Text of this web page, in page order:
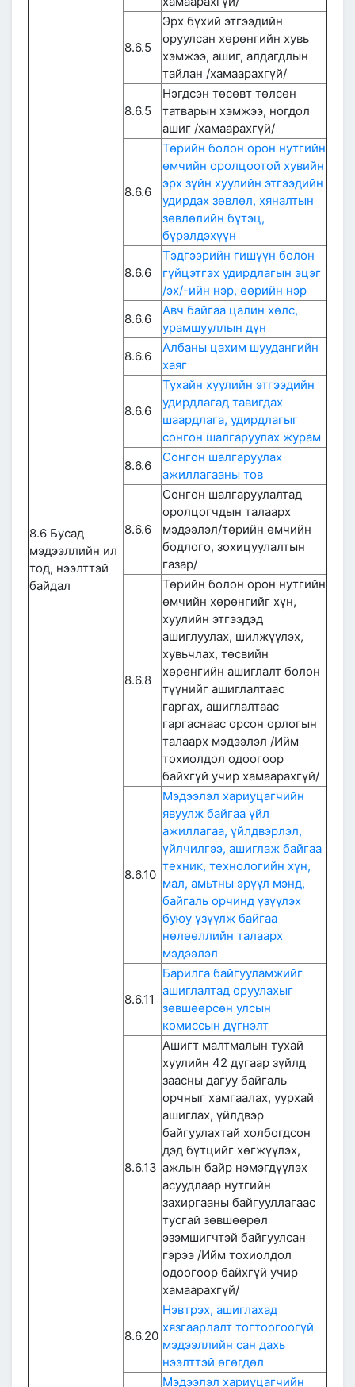
8.6 Бусад
мэдээллийн ил
тод, нээлттэй
байдал
8.6.5
Эрх бүхий этгээдийн
оруулсан хөрөнгийн хувь
хэмжээ, ашиг, алдагдлын
тайлан /хамаарахгүй/
8.6.5
Нэгдсэн төсөвт төлсөн
татварын хэмжээ, ногдол
ашиг /хамаарахгүй/
8.6.6
Төрийн болон орон нутгийн
өмчийн оролцоотой хувийн
эрх зүйн хуулийн этгээдийн
удирдах зөвлөл, хяналтын
зөвлөлийн бүтэц,
бүрэлдэхүүн
8.6.6
Тэдгээрийн гишүүн болон
гүйцэтгэх удирдлагын эцэг
/эх/-ийн нэр, өөрийн нэр
8.6.6
Авч байгаа цалин хөлс,
урамшууллын дүн
8.6.6
Албаны цахим шуудангийн
хаяг
8.6.6
Тухайн хуулийн этгээдийн
удирдлагад тавигдах
шаардлага, удирдлагыг
сонгон шалгаруулах журам
8.6.6
Сонгон шалгаруулах
ажиллагааны тов
8.6.6
Сонгон шалгаруулалтад
оролцогчдын талаарх
мэдээлэл/төрийн өмчийн
бодлого, зохицуулалтын
газар/
8.6.8
Төрийн болон орон нутгийн
өмчийн хөрөнгийг хүн,
хуулийн этгээдэд
ашиглуулах, шилжүүлэх,
хувьчлах, төсвийн
хөрөнгийн ашиглалт болон
түүнийг ашиглалтаас
гаргах, ашиглалтаас
гаргаснаас орсон орлогын
талаарх мэдээлэл /Ийм
тохиолдол одоогоор
байхгүй учир хамаарахгүй/
8.6.10
Мэдээлэл хариуцагчийн
явуулж байгаа үйл
ажиллагаа, үйлдвэрлэл,
үйлчилгээ, ашиглаж байгаа
техник, технологийн хүн,
мал, амьтны эрүүл мэнд,
байгаль орчинд үзүүлэх
буюу үзүүлж байгаа
нөлөөллийн талаарх
мэдээлэл
8.6.11
Барилга байгууламжийг
ашиглалтад оруулахыг
зөвшөөрсөн улсын
комиссын дүгнэлт
8.6.13
Ашигт малтмалын тухай
хуулийн 42 дугаар зүйлд
заасны дагуу байгаль
орчныг хамгаалах, уурхай
ашиглах, үйлдвэр
байгуулахтай холбогдсон
дэд бүтцийг хөгжүүлэх,
ажлын байр нэмэгдүүлэх
асуудлаар нутгийн
захиргааны байгууллагаас
тусгай зөвшөөрөл
эзэмшигчтэй байгуулсан
гэрээ /Ийм тохиолдол
одоогоор байхгүй учир
хамаарахгүй/
8.6.20
Нэвтрэх, ашиглахад
хязгаарлалт тогтоогоогүй
мэдээллийн сан дахь
нээлттэй өгөгдөл
Мэдээлэл хариуцагчийн